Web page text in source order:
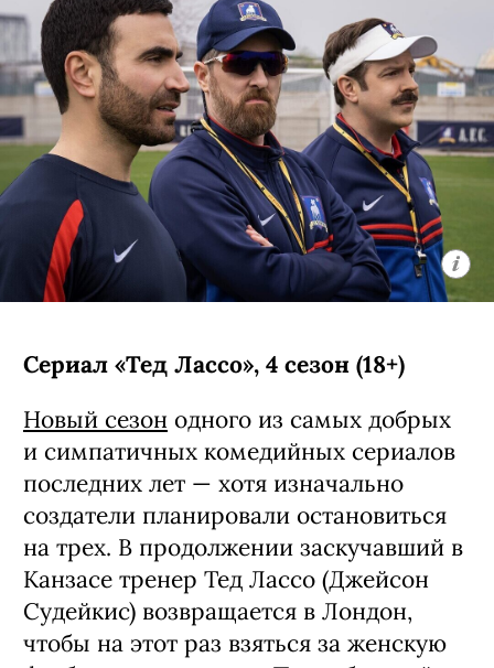
Сериал «Тед Лассо», 4 сезон (18+)
Новый сезон одного из самых добрых
и симпатичных комедийных сериалов
последних лет — хотя изначально
создатели планировали остановиться
на трех. В продолжении заскучавший в
Канзасе тренер Тед Лассо (Джейсон
Судейкис) возвращается в Лондон,
чтобы на этот раз взяться за женскую